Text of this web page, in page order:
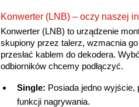
Konwerter (LNB) – oczy naszej
Konwerter (LNB) to urządzenie
skupiony przez talerz, wzmacnia
przesłać kablem do dekodera.
odbiorników chcemy podłączyć.
Single: Posiada jedno wyjście,
funkcji nagrywania.